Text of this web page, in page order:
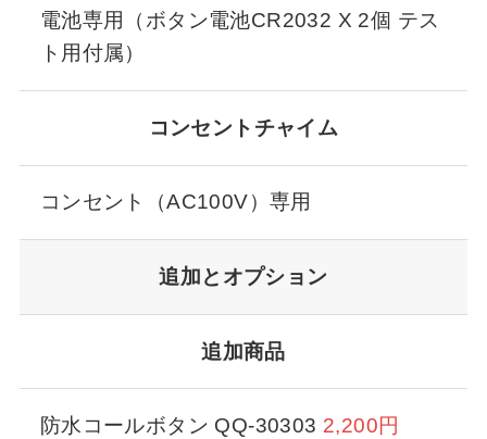
電池専用（ボタン電池CR2032 X 2個 テス
ト用付属）
コンセントチャイム
コンセント（AC100V）専用
追加とオプション
追加商品
防水コールボタン QQ-30303 2,200円